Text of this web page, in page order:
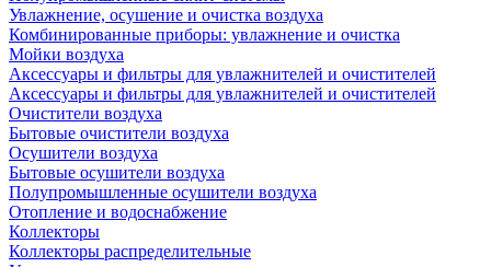
Увлажнение, осушение и очистка воздуха
Комбинированные приборы: увлажнение и очистка
Мойки воздуха
Аксессуары и фильтры для увлажнителей и очистителей
Аксессуары и фильтры для увлажнителей и очистителей
Очистители воздуха
Бытовые очистители воздуха
Осушители воздуха
Бытовые осушители воздуха
Полупромышленные осушители воздуха
Отопление и водоснабжение
Коллекторы
Коллекторы распределительные